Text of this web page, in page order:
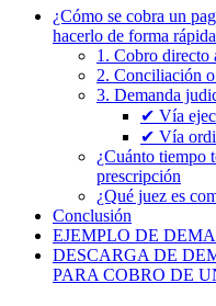
¿Cómo se cobra un
hacerlo de forma
1. Cobro directo
2. Conciliación
3. Demanda
✔ Vía
✔ Vía
¿Cuánto tiempo
prescripción
¿Qué juez es
Conclusión
EJEMPLO DE
DESCARGA DE
PARA COBRO DE